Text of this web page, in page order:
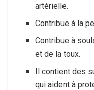
artérielle.
Contribue à la
Contribue à
et de la toux.
Il contient des
qui aident à